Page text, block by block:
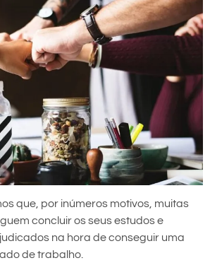
que, por inúmeros motivos, muitas
concluir os seus estudos e
na hora de conseguir uma
de trabalho.